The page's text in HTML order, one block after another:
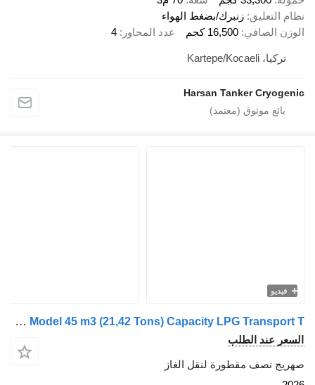
زنبرك/بضغط الهواء
الصافي
16,500 كجم عدد المحاور 4
Harsan Tanker
Harsan 2026 Model 45 m3 (21,42 Tons) Capacity LPG Transport T
عند الطلب
نصف مقطورة لنقل الغاز